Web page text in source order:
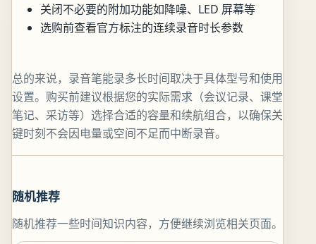
关闭不必要的附加功能如降噪、LED 屏幕等
选购前查看官方标注的连续录音时长参数
总的来说，录音笔能录多长时间取决于具体型号和使用
设置。购买前建议根据您的实际需求（会议记录、课堂
笔记、采访等）选择合适的容量和续航组合，以确保关
键时刻不会因电量或空间不足而中断录音。
随机推荐
随机推荐一些时间知识内容，方便继续浏览相关页面。